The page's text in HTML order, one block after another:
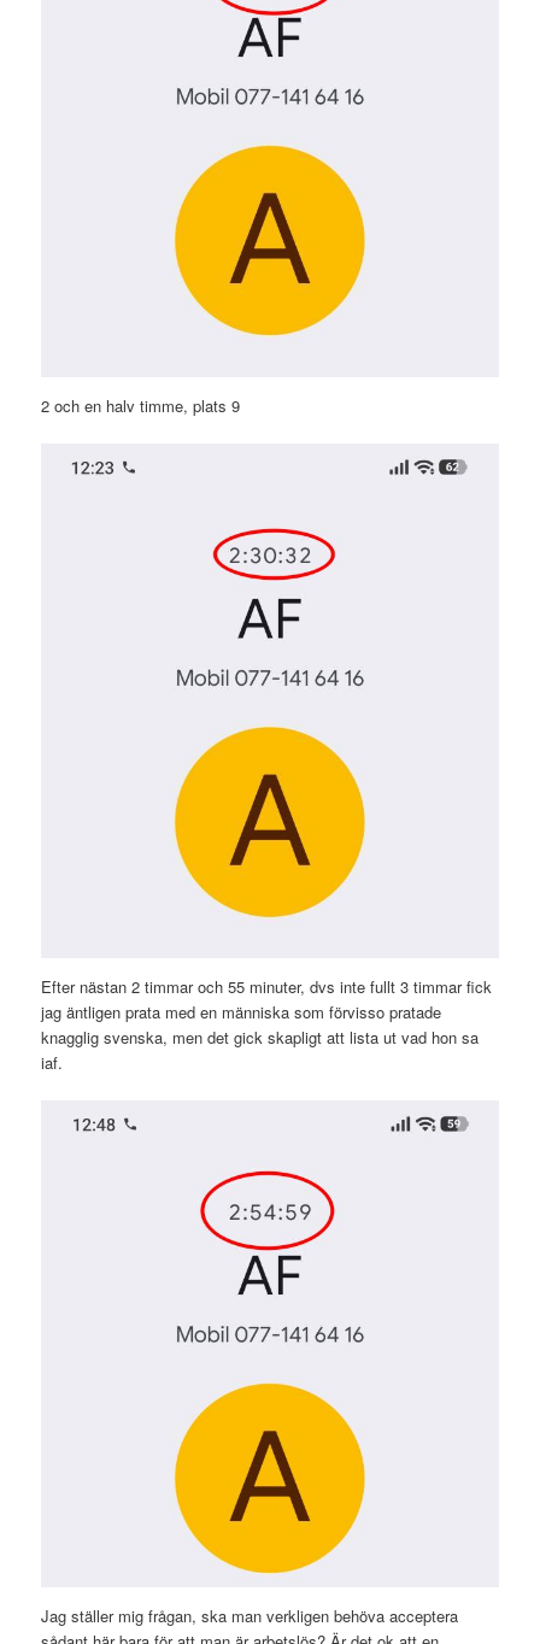
2 och en halv timme, plats 9
Efter nästan 2 timmar och 55 minuter, dvs inte fullt 3 timmar fick
jag äntligen prata med en människa som förvisso pratade
knagglig svenska, men det gick skapligt att lista ut vad hon sa
iaf.
Jag ställer mig frågan, ska man verkligen behöva acceptera